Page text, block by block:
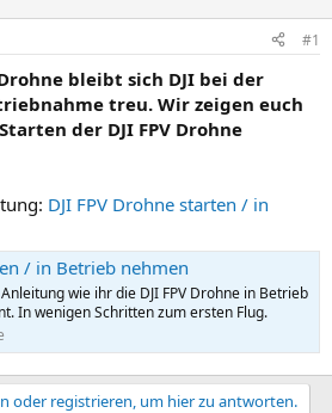
#1
bleibt sich DJI bei der
treu. Wir zeigen euch
der DJI FPV Drohne
DJI FPV Drohne starten / in
/ in Betrieb nehmen
wie ihr die DJI FPV Drohne in Betrieb
In wenigen Schritten zum ersten Flug.
oder registrieren, um hier zu antworten.